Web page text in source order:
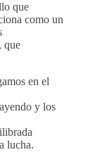
que
como un
, que
en el
y los
lucha.